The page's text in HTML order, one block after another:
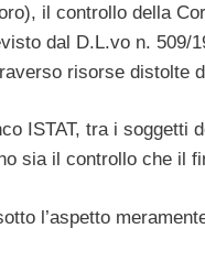
il controllo della
dal D.L.vo n. 509/
risorse distolte
ISTAT, tra i
sia il controllo che il
l’aspetto